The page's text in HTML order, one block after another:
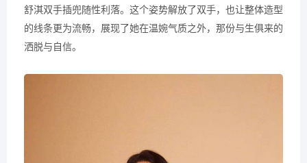
舒淇双手插兜随性利落。这个姿势解放了双手，也让整体造型
的线条更为流畅，展现了她在温婉气质之外，那份与生俱来的
洒脱与自信。